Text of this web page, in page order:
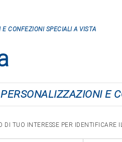
CONFEZIONI SPECIALI A VISTA
E
TUO INTERESSE PER